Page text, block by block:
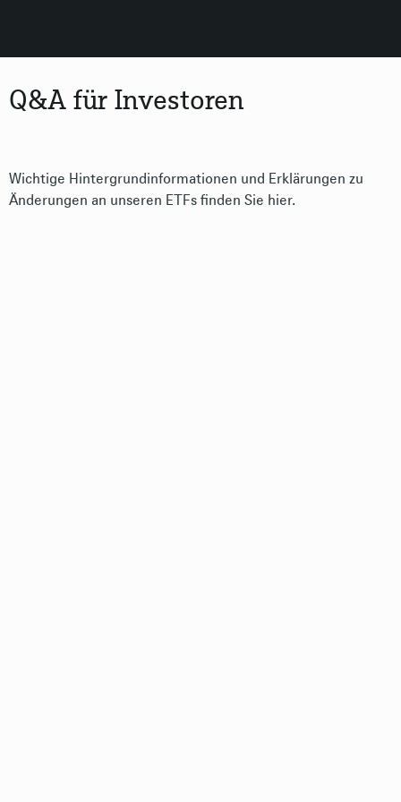
Q&A für Investoren
Wichtige Hintergrundinformationen und Erklärungen zu
Änderungen an unseren ETFs finden Sie hier.